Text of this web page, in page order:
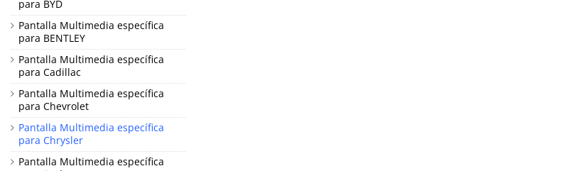
para BYD
Pantalla Multimedia específica
para BENTLEY
Pantalla Multimedia específica
para Cadillac
Pantalla Multimedia específica
para Chevrolet
Pantalla Multimedia específica
para Chrysler
Pantalla Multimedia específica